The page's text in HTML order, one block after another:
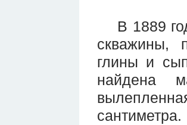
В 1889
скважины,
глины и
найдена
сантиметра.